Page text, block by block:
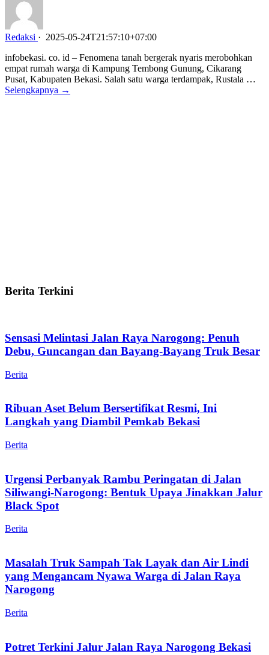
Redaksi · 2025-05-24T21:57:10+07:00
infobekasi. co. id – Fenomena tanah bergerak nyaris merobohkan
empat rumah warga di Kampung Tembong Gunung, Cikarang
Pusat, Kabupaten Bekasi. Salah satu warga terdampak, Rustala …
Selengkapnya →
Berita Terkini
Sensasi Melintasi Jalan Raya Narogong: Penuh
Debu, Guncangan dan Bayang-Bayang Truk Besar
Berita
Ribuan Aset Belum Bersertifikat Resmi, Ini
Langkah yang Diambil Pemkab Bekasi
Berita
Urgensi Perbanyak Rambu Peringatan di Jalan
Siliwangi-Narogong: Bentuk Upaya Jinakkan Jalur
Black Spot
Berita
Masalah Truk Sampah Tak Layak dan Air Lindi
yang Mengancam Nyawa Warga di Jalan Raya
Narogong
Berita
Potret Terkini Jalur Jalan Raya Narogong Bekasi